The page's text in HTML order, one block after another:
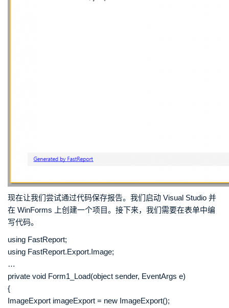
现在让我们尝试通过代码保存报告。我们启动 Visual Studio 并
在 WinForms 上创建一个项目。接下来，我们需要在表单中编
写代码。
using FastReport;
using FastReport.Export.Image;
…
private void Form1_Load(object sender, EventArgs e)
{
ImageExport imageExport = new ImageExport();